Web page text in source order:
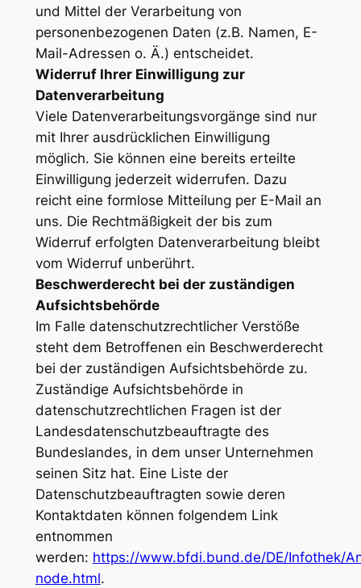
und Mittel der Verarbeitung von
personenbezogenen Daten (z.B. Namen, E-
Mail-Adressen o. Ä.) entscheidet.
Widerruf Ihrer Einwilligung zur
Datenverarbeitung
Viele Datenverarbeitungsvorgänge sind nur
mit Ihrer ausdrücklichen Einwilligung
möglich. Sie können eine bereits erteilte
Einwilligung jederzeit widerrufen. Dazu
reicht eine formlose Mitteilung per E-Mail an
uns. Die Rechtmäßigkeit der bis zum
Widerruf erfolgten Datenverarbeitung bleibt
vom Widerruf unberührt.
Beschwerderecht bei der zuständigen
Aufsichtsbehörde
Im Falle datenschutzrechtlicher Verstöße
steht dem Betroffenen ein Beschwerderecht
bei der zuständigen Aufsichtsbehörde zu.
Zuständige Aufsichtsbehörde in
datenschutzrechtlichen Fragen ist der
Landesdatenschutzbeauftragte des
Bundeslandes, in dem unser Unternehmen
seinen Sitz hat. Eine Liste der
Datenschutzbeauftragten sowie deren
Kontaktdaten können folgendem Link
entnommen
werden: https://www.bfdi.bund.de/DE/Infothek/
node.html.